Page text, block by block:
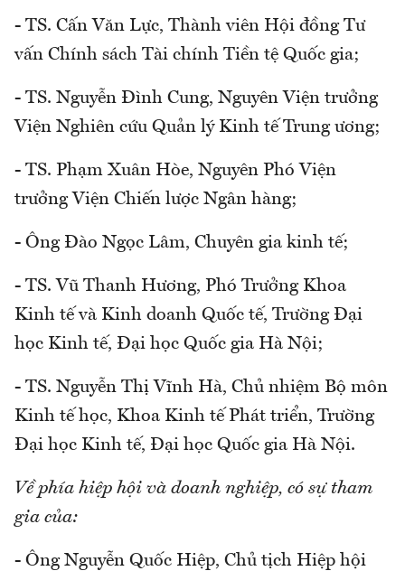
- TS. Cấn Văn Lực, Thành viên Hội đồng Tư
vấn Chính sách Tài chính Tiền tệ Quốc gia;
- TS. Nguyễn Đình Cung, Nguyên Viện trưởng
Viện Nghiên cứu Quản lý Kinh tế Trung ương;
- TS. Phạm Xuân Hòe, Nguyên Phó Viện
trưởng Viện Chiến lược Ngân hàng;
- Ông Đào Ngọc Lâm, Chuyên gia kinh tế;
- TS. Vũ Thanh Hương, Phó Trưởng Khoa
Kinh tế và Kinh doanh Quốc tế, Trường Đại
học Kinh tế, Đại học Quốc gia Hà Nội;
- TS. Nguyễn Thị Vĩnh Hà, Chủ nhiệm Bộ môn
Kinh tế học, Khoa Kinh tế Phát triển, Trường
Đại học Kinh tế, Đại học Quốc gia Hà Nội.
Về phía hiệp hội và doanh nghiệp, có sự tham
gia của:
- Ông Nguyễn Quốc Hiệp, Chủ tịch Hiệp hội